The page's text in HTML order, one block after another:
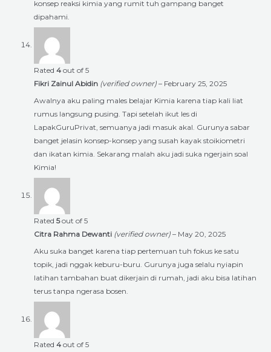
konsep reaksi kimia yang rumit tuh gampang banget
dipahami.
Rated 4 out of 5
Fikri Zainul Abidin (verified owner) – February 25, 2025
Awalnya aku paling males belajar Kimia karena tiap kali liat
rumus langsung pusing. Tapi setelah ikut les di
LapakGuruPrivat, semuanya jadi masuk akal. Gurunya sabar
banget jelasin konsep-konsep yang susah kayak stoikiometri
dan ikatan kimia. Sekarang malah aku jadi suka ngerjain soal
Kimia!
Rated 5out of 5
Citra Rahma Dewanti (verified owner) – May 20, 2025
Aku suka banget karena tiap pertemuan tuh fokus ke satu
topik, jadi nggak keburu-buru. Gurunya juga selalu nyiapin
latihan tambahan buat dikerjain di rumah, jadi aku bisa latihan
terus tanpa ngerasa bosen.
Rated 4 out of 5